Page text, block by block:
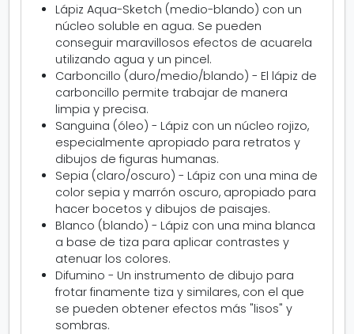
Lápiz Aqua-Sketch (medio-blando) con un
núcleo soluble en agua. Se pueden
conseguir maravillosos efectos de acuarela
utilizando agua y un pincel.
Carboncillo (duro/medio/blando) - El lápiz de
carboncillo permite trabajar de manera
limpia y precisa.
Sanguina (óleo) - Lápiz con un núcleo rojizo,
especialmente apropiado para retratos y
dibujos de figuras humanas.
Sepia (claro/oscuro) - Lápiz con una mina de
color sepia y marrón oscuro, apropiado para
hacer bocetos y dibujos de paisajes.
Blanco (blando) - Lápiz con una mina blanca
a base de tiza para aplicar contrastes y
atenuar los colores.
Difumino - Un instrumento de dibujo para
frotar finamente tiza y similares, con el que
se pueden obtener efectos más "lisos" y
sombras.